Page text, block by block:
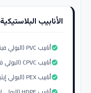
الأنابيب البلاستيكية
أنابيب PVC (البولي فينيل كلوريد)check_circle
أنابيب CPVC (البولي فينيل كلوريد المعالج بالكلور)check_circle
أنابيب PEX (البولي إيثيلين المتشابك)check_circle